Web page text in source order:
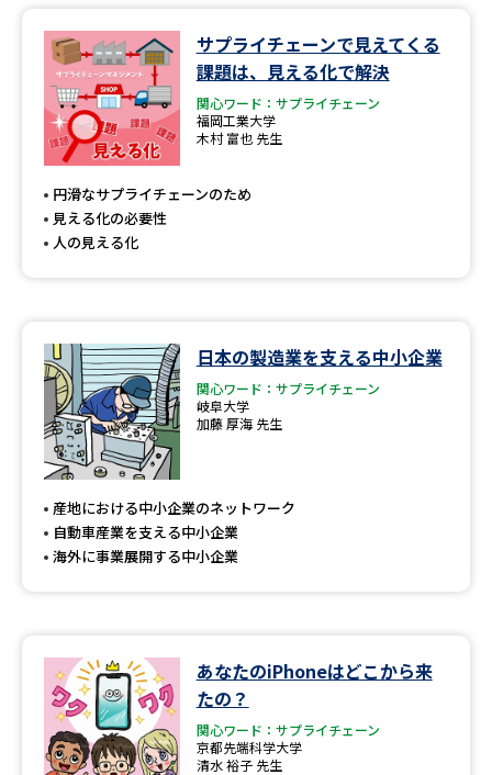
データサイエンス特集
デジタルパンフレット
新学年スタート号特集ページ
（高3生用）
新学年スタート号特集ページ
SELFBRAND特集ページ
来場型・Web型イベント特集 夢ナビライブ
受験準備
志望校・出願校を調べる
先輩が入学を決めた理由 テレメール全国一斉進学調査
新生活お役立ちガイド
サプライチェーンで見えてくる
課題は、見える化で解決
関心ワード：サプライチェーン
福岡工業大学
木村 富也 先生
円滑なサプライチェーンのため
見える化の必要性
人の見える化
日本の製造業を支える中小企業
関心ワード：サプライチェーン
岐阜大学
加藤 厚海 先生
産地における中小企業のネットワーク
自動車産業を支える中小企業
海外に事業展開する中小企業
あなたのiPhoneはどこから来
たの？
関心ワード：サプライチェーン
京都先端科学大学
清水 裕子 先生